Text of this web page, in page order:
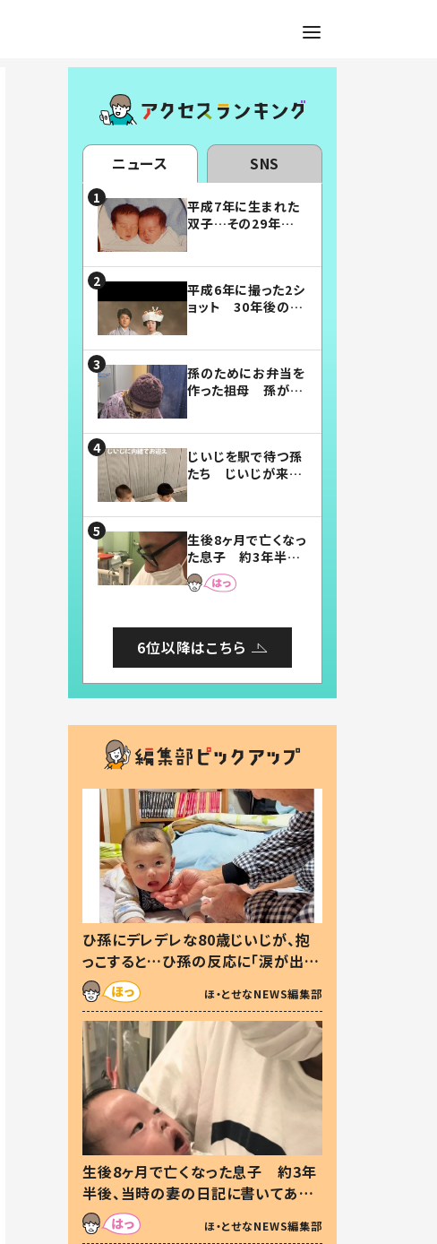
ニュース SNS
平成7年に生まれた
双子…その29年後
平成6年に撮った2シ
ョット 30年後の姿
孫のためにお弁当を
作った祖母 孫が絶
じいじを駅で待つ孫
たち じいじが来た
まらない」「幸せにな
れる」
生後8ヶ月で亡くなっ
た息子 約3年半
後、当時の妻の日記
に書いてあった本音
6位以降はこちら
ひ孫にデレデレな80歳じいじが、抱
っこすると…ひ孫の反応に「涙が出ま
した」「可愛くて仕方ない」
ほ・とせなNEWS編集部
生後8ヶ月で亡くなった息子 約3年
半後、当時の妻の日記に書いてあっ
た本音とは
ほ・とせなNEWS編集部